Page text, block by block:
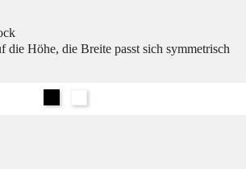
die Höhe, die Breite passt sich symmetrisch